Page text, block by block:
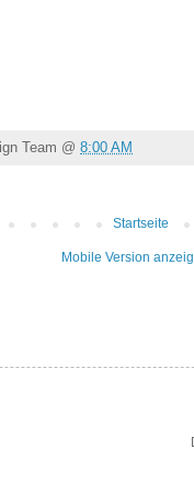
Team @ 8:00 AM
Startseite
Mobile Version